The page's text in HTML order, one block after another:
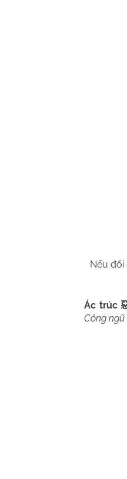
Nếu đối
Ác trúc
Công ngũ